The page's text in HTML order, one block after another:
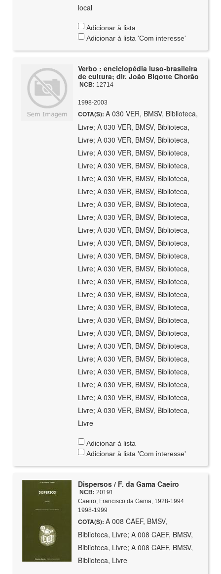
local
Adicionar à lista
Adicionar à lista 'Com interesse'
Verbo : enciclopédia luso-brasileira
de cultura; dir. João Bigotte Chorão
NCB: 12714
1998-2003
COTA(S): A 030 VER, BMSV, Biblioteca,
Livre; A 030 VER, BMSV, Biblioteca,
Livre; A 030 VER, BMSV, Biblioteca,
Livre; A 030 VER, BMSV, Biblioteca,
Livre; A 030 VER, BMSV, Biblioteca,
Livre; A 030 VER, BMSV, Biblioteca,
Livre; A 030 VER, BMSV, Biblioteca,
Livre; A 030 VER, BMSV, Biblioteca,
Livre; A 030 VER, BMSV, Biblioteca,
Livre; A 030 VER, BMSV, Biblioteca,
Livre; A 030 VER, BMSV, Biblioteca,
Livre; A 030 VER, BMSV, Biblioteca,
Livre; A 030 VER, BMSV, Biblioteca,
Livre; A 030 VER, BMSV, Biblioteca,
Livre; A 030 VER, BMSV, Biblioteca,
Livre; A 030 VER, BMSV, Biblioteca,
Livre; A 030 VER, BMSV, Biblioteca,
Livre; A 030 VER, BMSV, Biblioteca,
Livre; A 030 VER, BMSV, Biblioteca,
Livre; A 030 VER, BMSV, Biblioteca,
Livre; A 030 VER, BMSV, Biblioteca,
Livre; A 030 VER, BMSV, Biblioteca,
Livre; A 030 VER, BMSV, Biblioteca,
Livre; A 030 VER, BMSV, Biblioteca,
Livre
Adicionar à lista
Adicionar à lista 'Com interesse'
Dispersos / F. da Gama Caeiro
NCB: 20191
Caeiro, Francisco da Gama, 1928-1994
1998-1999
COTA(S): A 008 CAEF, BMSV,
Biblioteca, Livre; A 008 CAEF, BMSV,
Biblioteca, Livre; A 008 CAEF, BMSV,
Biblioteca, Livre